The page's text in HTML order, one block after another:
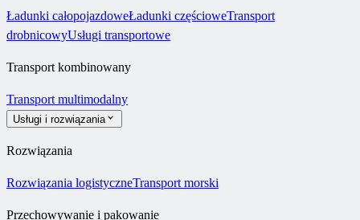
Ładunki całopojazdoweŁadunki częścioweTransport
drobnicowyUsługi transportowe
Transport kombinowany
Transport multimodalny
Usługi i rozwiązania
Rozwiązania
Rozwiązania logistyczneTransport morski
Przechowywanie i pakowanie